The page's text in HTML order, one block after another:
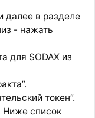
далее в разделе
- нажать
для SODAX из
токен”.
Ниже список